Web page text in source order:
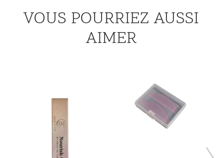
VOUS POURRIEZ AUSSI
AIMER